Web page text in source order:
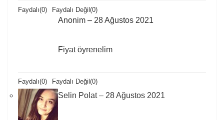
Faydalı(0) Faydalı Değil (0)
Anonim – 28 Ağustos 2021
Fiyat öyrenelim
Faydalı(0) Faydalı Değil (0)
Selin Polat– 28 Ağustos 2021